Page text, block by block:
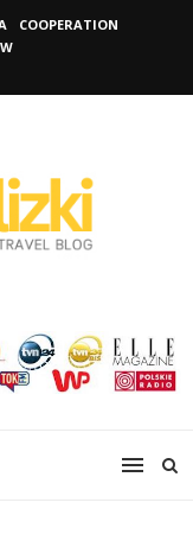
COOPERATION